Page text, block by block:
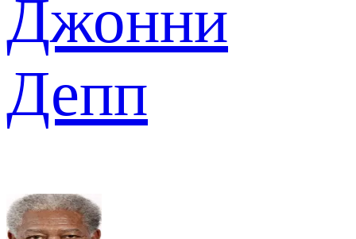
Джонни
Депп